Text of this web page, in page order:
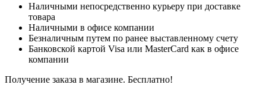
Наличными непосредственно курьеру при доставке
товара
Наличными в офисе компании
Безналичным путем по ранее выставленному счету
Банковской картой Visa или MasterCard как в офисе
компании
Получение заказа в магазине. Бесплатно!